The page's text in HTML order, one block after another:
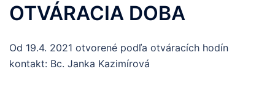
OTVÁRACIA DOBA
Od 19.4. 2021 otvorené podľa otváracích hodín
kontakt: Bc. Janka Kazimírová